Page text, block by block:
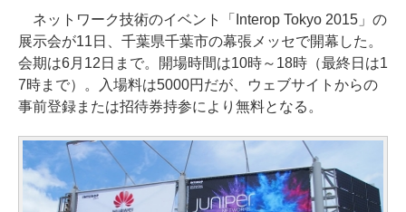
ネットワーク技術のイベント「Interop Tokyo 2015」の
展示会が11日、千葉県千葉市の幕張メッセで開幕した。
会期は6月12日まで。開場時間は10時～18時（最終日は1
7時まで）。入場料は5000円だが、ウェブサイトからの
事前登録または招待券持参により無料となる。